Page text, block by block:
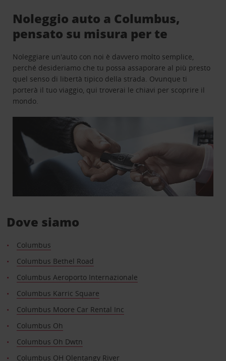
Noleggio auto a Columbus,
pensato su misura per te
Noleggiare un'auto con noi è davvero molto semplice,
perché desideriamo che tu possa assaporare al più presto
quel senso di libertà tipico della strada. Ovunque ti
porterà il tuo viaggio, qui troverai le chiavi per scoprire il
mondo.
Dove siamo
Columbus
Columbus Bethel Road
Columbus Aeroporto Internazionale
Columbus Karric Square
Columbus Moore Car Rental Inc
Columbus Oh
Columbus Oh Dwtn
Columbus OH Olentangy River